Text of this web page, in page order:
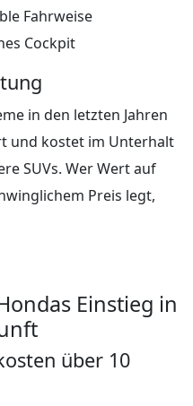
Fahrweise
Cockpit
in den letzten Jahren
und kostet im Unterhalt
SUVs. Wer Wert auf
Preis legt,
Einstieg in
über 10